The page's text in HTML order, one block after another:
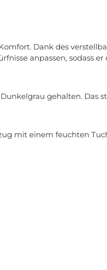
Dank des
anpassen, sodass
gehalten. Das
mit einem feuchten